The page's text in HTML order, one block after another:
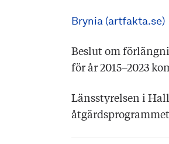
Brynia (artfakta.se)
Beslut om
för år 2015–2023
Länsstyrelsen i